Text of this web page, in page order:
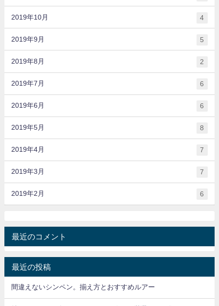
2019年10月 4
2019年9月 5
2019年8月 2
2019年7月 6
2019年6月 6
2019年5月 8
2019年4月 7
2019年3月 7
2019年2月 6
最近のコメント
最近の投稿
間違えないシンペン。揃え方とおすすめルアー